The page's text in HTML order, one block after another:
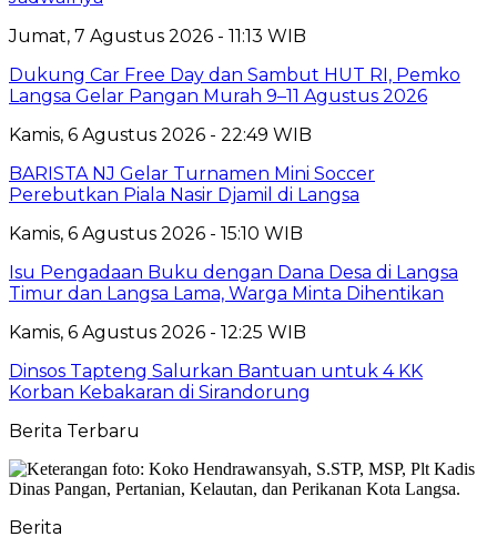
Jumat, 7 Agustus 2026 - 11:13 WIB
Dukung Car Free Day dan Sambut HUT RI, Pemko
Langsa Gelar Pangan Murah 9–11 Agustus 2026
Kamis, 6 Agustus 2026 - 22:49 WIB
BARISTA NJ Gelar Turnamen Mini Soccer
Perebutkan Piala Nasir Djamil di Langsa
Kamis, 6 Agustus 2026 - 15:10 WIB
Isu Pengadaan Buku dengan Dana Desa di Langsa
Timur dan Langsa Lama, Warga Minta Dihentikan
Kamis, 6 Agustus 2026 - 12:25 WIB
Dinsos Tapteng Salurkan Bantuan untuk 4 KK
Korban Kebakaran di Sirandorung
Berita Terbaru
Berita